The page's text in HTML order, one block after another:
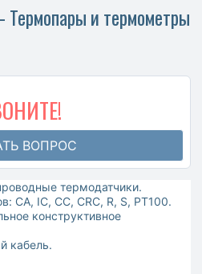
и термометры
ВОПРОС
термодатчики.
CA, IC, CC, CRC, R, S, PT100.
конструктивное
кабель.